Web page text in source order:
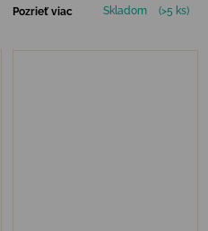
Pozrieť viac Skladom (>5 ks)